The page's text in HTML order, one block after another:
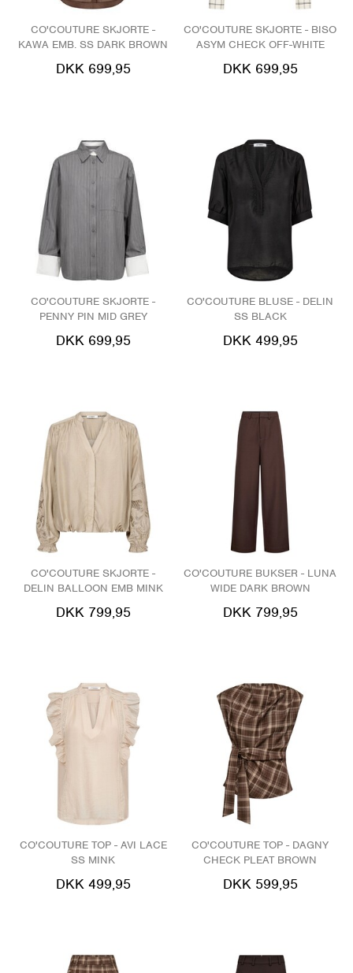
CO'COUTURE SKJORTE -
KAWA EMB. SS DARK BROWN
DKK 699,95
CO'COUTURE SKJORTE - BISO
ASYM CHECK OFF-WHITE
DKK 699,95
CO'COUTURE SKJORTE -
PENNY PIN MID GREY
DKK 699,95
CO'COUTURE BLUSE - DELIN
SS BLACK
DKK 499,95
CO'COUTURE SKJORTE -
DELIN BALLOON EMB MINK
DKK 799,95
CO'COUTURE BUKSER - LUNA
WIDE DARK BROWN
DKK 799,95
CO'COUTURE TOP - AVI LACE
SS MINK
DKK 499,95
CO'COUTURE TOP - DAGNY
CHECK PLEAT BROWN
DKK 599,95